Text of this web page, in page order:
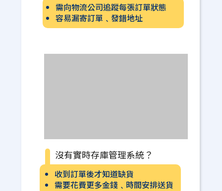
需向物流公司追蹤每張訂單狀態
容易漏寄訂單﹑發錯地址
沒有實時存庫管理系統？
收到訂單後才知道缺貨
需要花費更多金錢﹑時間安排送貨